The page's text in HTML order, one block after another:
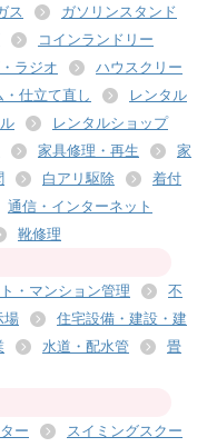
ス
ガソリンスタンド
コインランドリー
ラジオ
ハウスクリー
・仕立て直し
レンタル
レンタルショップ
家具修理・再生
家
白アリ駆除
着付
通信・インターネット
靴修理
・マンション管理
不
場
住宅設備・建設・建
水道・配水管
畳
ー
スイミングスクー